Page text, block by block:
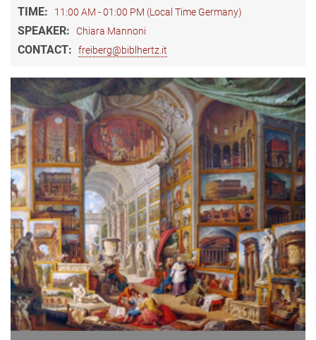
TIME: 11:00 AM - 01:00 PM (Local Time Germany)
SPEAKER: Chiara Mannoni
CONTACT: freiberg@biblhertz.it